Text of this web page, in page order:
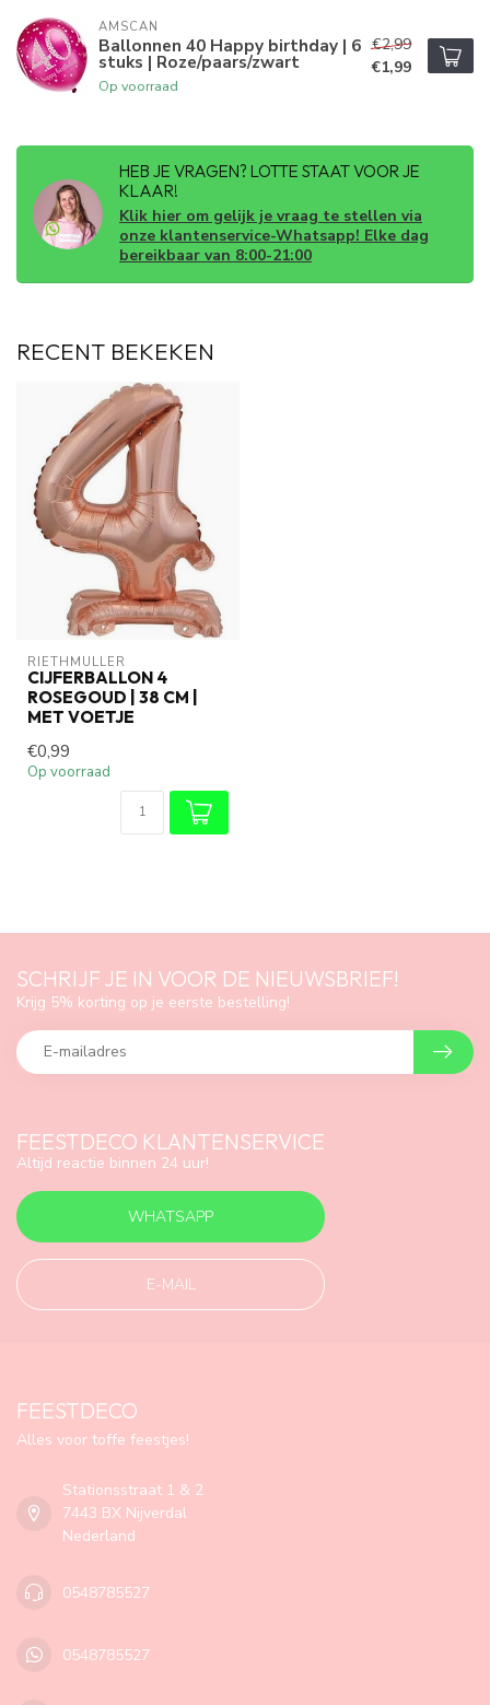
AMSCAN
Ballonnen 40 Happy birthday | 6
stuks | Roze/paars/zwart
Op voorraad
€2,99
€1,99
HEB JE VRAGEN? LOTTE STAAT VOOR JE
KLAAR!
Klik hier om gelijk je vraag te stellen via
onze klantenservice-Whatsapp! Elke dag
bereikbaar van 8:00-21:00
RECENT BEKEKEN
RIETHMÜLLER
CIJFERBALLON 4
ROSEGOUD | 38 CM |
MET VOETJE
€0,99
Op voorraad
FEESTDECO KLANTENSERVICE
Altijd reactie binnen 24 uur!
WHATSAPP
E-MAIL
SCHRIJF JE IN VOOR DE NIEUWSBRIEF!
Krijg 5% korting op je eerste bestelling!
FEESTDECO
Alles voor toffe feestjes!
Stationsstraat 1 & 2
7443 BX Nijverdal
Nederland
0548785527
0548785527